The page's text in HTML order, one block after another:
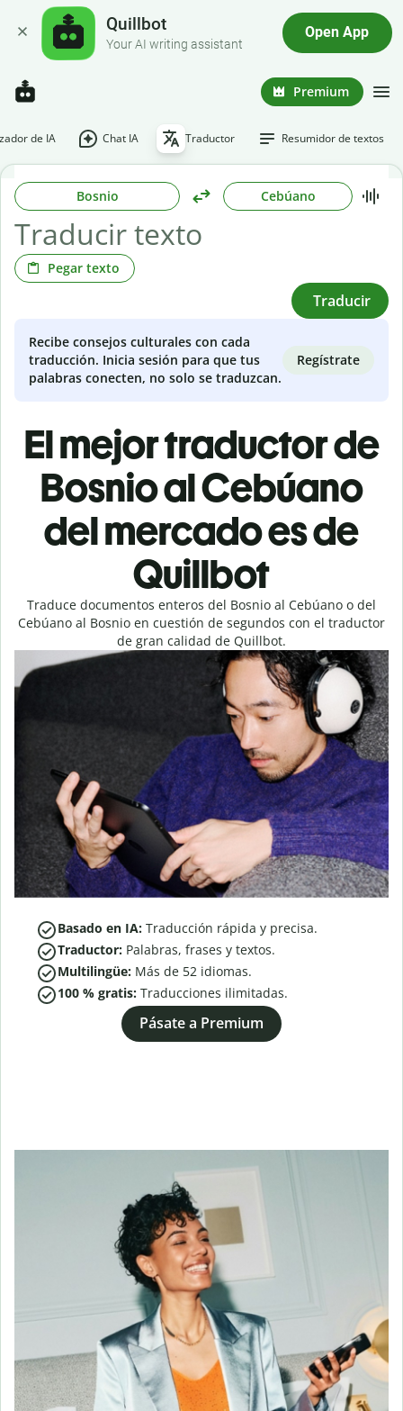
Quillbot
Your AI writing assistant
Open App
Premium
de IA Chat IA Traductor Resumidor de textos
Bosnio Cebúano
Pegar texto
Traducir
Recibe consejos culturales con cada
traducción. Inicia sesión para que tus
palabras conecten, no solo se traduzcan.
Regístrate
El mejor traductor de
Bosnio al Cebúano
del mercado es de
Quillbot
Traduce documentos enteros del Bosnio al Cebúano o del
Cebúano al Bosnio en cuestión de segundos con el traductor
de gran calidad de Quillbot.
Basado en IA: Traducción rápida y precisa.
Traductor: Palabras, frases y textos.
Multilingüe: Más de 52 idiomas.
100 % gratis: Traducciones ilimitadas.
Pásate a Premium